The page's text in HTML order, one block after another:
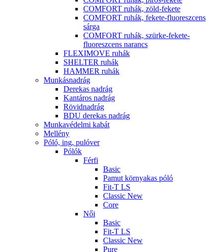
COMFORT ruhák, zöld-fekete
COMFORT ruhák, fekete-fluoreszcens
sárga
COMFORT ruhák, szürke-fekete-
fluoreszcens narancs
FLEXIMOVE ruhák
SHELTER ruhák
HAMMER ruhák
Munkásnadrág
Derekas nadrág
Kantáros nadrág
Rövidnadrág
BDU derekas nadrág
Munkavédelmi kabát
Mellény
Póló, ing, pulóver
Pólók
Férfi
Basic
Pamut környakas póló
Fit-T LS
Classic New
Core
Női
Basic
Fit-T LS
Classic New
Pure